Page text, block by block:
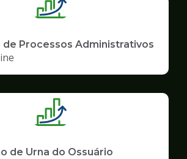
Processos Administrativos
de Urna do Ossuário